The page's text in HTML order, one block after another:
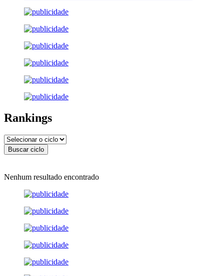
Rankings
Nenhum resultado encontrado